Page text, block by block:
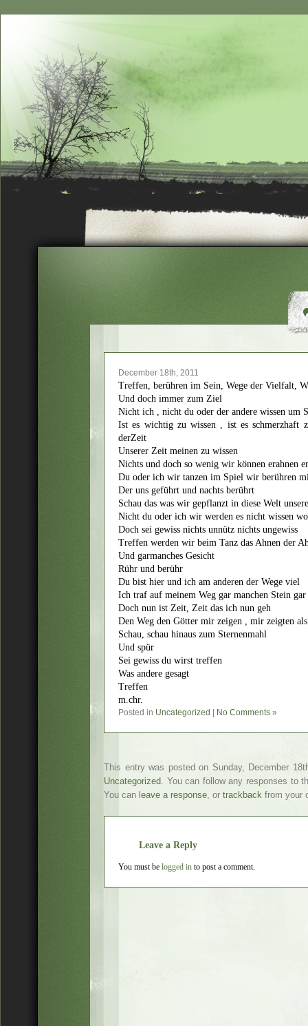
December 18th, 2011
Treffen, berühren im Sein, Wege der Vielfalt,
Und doch immer zum Ziel
Nicht ich , nicht du oder der andere wissen um
Ist es wichtig zu wissen , ist es schmerzhaft
derZeit
Unserer Zeit meinen zu wissen
Nichts und doch so wenig wir können erahnen
Du oder ich wir tanzen im Spiel wir berühren
Der uns geführt und nachts berührt
Schau das was wir gepflanzt in diese Welt
Nicht du oder ich wir werden es nicht wissen
Doch sei gewiss nichts unnütz nichts ungewiss
Treffen werden wir beim Tanz das Ahnen der
Und garmanches Gesicht
Rühr und berühr
Du bist hier und ich am anderen der Wege viel
Ich traf auf meinem Weg gar manchen Stein gar
Doch nun ist Zeit, Zeit das ich nun geh
Den Weg den Götter mir zeigen , mir zeigten
Schau, schau hinaus zum Sternenmahl
Und spür
Sei gewiss du wirst treffen
Was andere gesagt
Treffen
m.chr.
Posted in Uncategorized No Comments »
This entry was posted on Sunday, December
Uncategorized. You can follow any responses to
You can leave a response, or trackback from your
Leave a Reply
You must be logged in to post a comment.